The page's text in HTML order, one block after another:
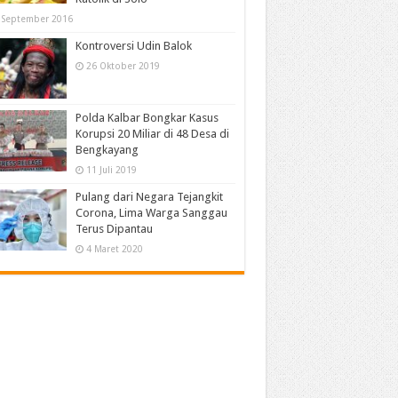
2016
Kontroversi Udin Balok
26 Oktober 2019
Polda Kalbar Bongkar Kasus
Korupsi 20 Miliar di 48 Desa di
Bengkayang
11 Juli 2019
Pulang dari Negara Tejangkit
Corona, Lima Warga Sanggau
Terus Dipantau
4 Maret 2020